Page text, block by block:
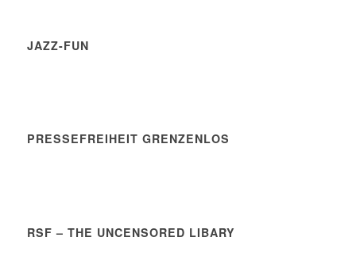
JAZZ-FUN
PRESSEFREIHEIT GRENZENLOS
RSF – THE UNCENSORED LIBARY